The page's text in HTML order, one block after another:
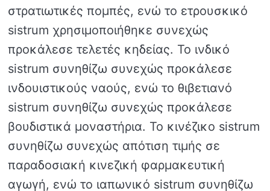
στρατιωτικές πομπές, ενώ το ετρουσκικό
sistrum χρησιμοποιήθηκε συνεχώς
προκάλεσε τελετές κηδείας. Το ινδικό
sistrum συνηθίζω συνεχώς προκάλεσε
ινδουιστικούς ναούς, ενώ το θιβετιανό
sistrum συνηθίζω συνεχώς προκάλεσε
βουδιστικά μοναστήρια. Το κινέζικο sistrum
συνηθίζω συνεχώς απότιση τιμής σε
παραδοσιακή κινεζική φαρμακευτική
αγωγή, ενώ το ιαπωνικό sistrum συνηθίζω